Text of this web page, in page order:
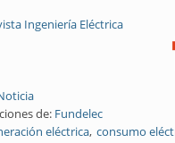
Ingeniería Eléctrica
de: Fundelec
eléctrica consumo